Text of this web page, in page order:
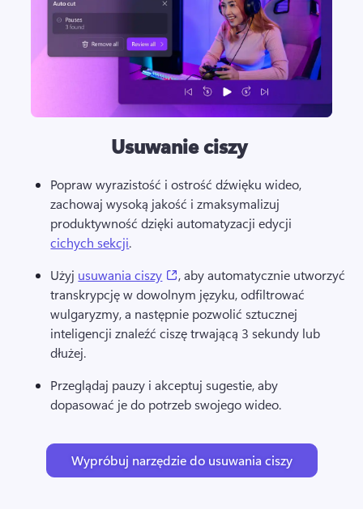
Usuwanie ciszy
Popraw wyrazistość i ostrość dźwięku wideo,
zachowaj wysoką jakość i zmaksymalizuj
produktywność dzięki automatyzacji edycji
cichych sekcji.
Użyj usuwania ciszy (opens in a new tab)
, aby automatycznie utworzyć
transkrypcję w dowolnym języku, odfiltrować
wulgaryzmy, a następnie pozwolić sztucznej
inteligencji znaleźć ciszę trwającą 3 sekundy lub
dłużej.
Przeglądaj pauzy i akceptuj sugestie, aby
dopasować je do potrzeb swojego wideo.
Wypróbuj narzędzie do usuwania ciszy